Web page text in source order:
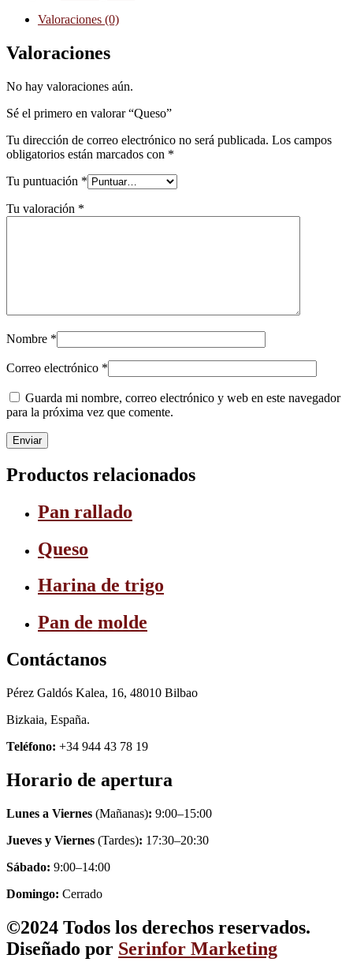
Valoraciones (0)
Valoraciones
No hay valoraciones aún.
Sé el primero en valorar “Queso”
Tu dirección de correo electrónico no será publicada. Los campos
obligatorios están marcados con *
Tu puntuación *
Tu valoración *
Nombre *
Correo electrónico *
Guarda mi nombre, correo electrónico y web en este navegador
para la próxima vez que comente.
Productos relacionados
Pan rallado
Queso
Harina de trigo
Pan de molde
Contáctanos
Pérez Galdós Kalea, 16, 48010 Bilbao
Bizkaia, España.
Teléfono: +34 944 43 78 19
Horario de apertura
Lunes a Viernes (Mañanas): 9:00–15:00
Jueves y Viernes (Tardes): 17:30–20:30
Sábado: 9:00–14:00
Domingo: Cerrado
©2024 Todos los derechos reservados.
Diseñado por Serinfor Marketing